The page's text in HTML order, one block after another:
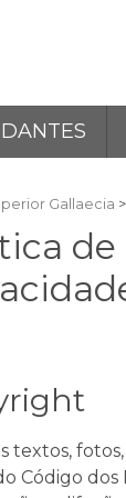
Gallaecia >
de
textos,
Código dos